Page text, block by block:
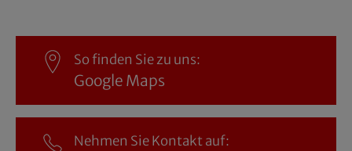
So finden Sie zu uns:
Google Maps
Nehmen Sie Kontakt auf: